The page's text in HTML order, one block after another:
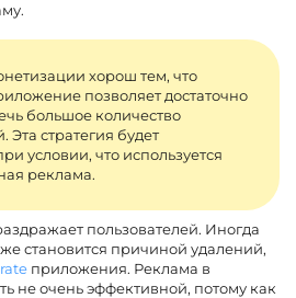
хорош тем, что
позволяет достаточно
большое количество
Эта стратегия будет
условии, что используется
реклама.
пользователей. Иногда
становится причиной удалений,
приложения. Реклама в
не очень эффективной, потому как